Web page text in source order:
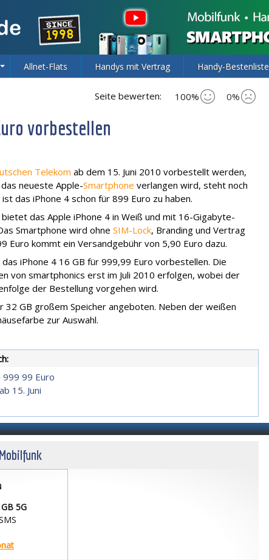
Allnet-Flats Handys mit Vertrag Handy-Bestenliste
Seite bewerten: 100% 0%
vorbestellen
Telekom ab dem 15. Juni 2010 vorbestellt werden,
neueste Apple-Smartphone verlangen wird, steht noch
das iPhone 4 schon für 899 Euro zu haben.
bietet das Apple iPhone 4 in Weiß und mit 16-Gigabyte-
Smartphone wird ohne SIM-Lock, Branding und Vertrag
Euro kommt ein Versandgebühr von 5,90 Euro dazu.
iPhone 4 16 GB für 999,99 Euro vorbestellen. Die
von smartphonics erst im Juli 2010 erfolgen, wobei der
der Bestellung vorgehen wird.
32 GB großem Speicher angeboten. Neben der weißen
zur Auswahl.
999 99 Euro
15. Juni
5G